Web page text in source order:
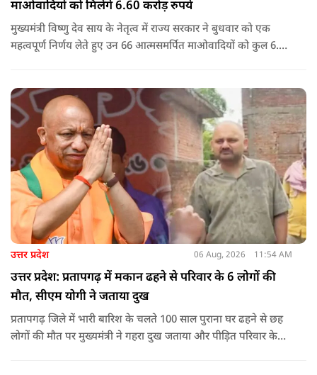
माओवादियों को मिलेंगे 6.60 करोड़ रुपये
मुख्यमंत्री विष्णु देव साय के नेतृत्व में राज्य सरकार ने बुधवार को एक
महत्वपूर्ण निर्णय लेते हुए उन 66 आत्मसमर्पित माओवादियों को कुल 6.60
उत्तर प्रदेश 06 Aug, 2026 11:54 AM
उत्तर प्रदेश: प्रतापगढ़ में मकान ढहने से परिवार के 6 लोगों की
मौत, सीएम योगी ने जताया दुख
प्रतापगढ़ जिले में भारी बारिश के चलते 100 साल पुराना घर ढहने से छह
लोगों की मौत पर मुख्यमंत्री ने गहरा दुख जताया और पीड़ित परिवार के